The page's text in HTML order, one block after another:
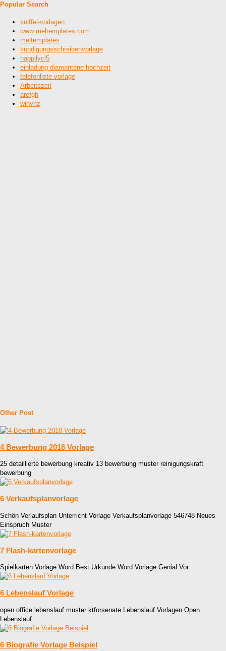
Popular Search
kniffel-vorlagen
www meltemplates com
meltemplates
kündigungsschreibenvorlage
happilycl5
einladung diamantene hochzeit
telefonliste vorlage
Arbeitszeit
arefgh
winvnz
Other Post
4 Bewerbung 2018 Vorlage
25 detaillierte bewerbung kreativ 13 bewerbung muster reinigungskraft
bewerbung
6 Verkaufsplanvorlage
Schön Verlaufsplan Unterricht Vorlage Verkaufsplanvorlage 546748 Neues
Einspruch Muster
7 Flash-kartenvorlage
Spielkarten Vorlage Word Best Urkunde Word Vorlage Genial Vor
6 Lebenslauf Vorlage
open office lebenslauf muster ktforsenate Lebenslauf Vorlagen Open
Lebenslauf
6 Biografie Vorlage Beispiel